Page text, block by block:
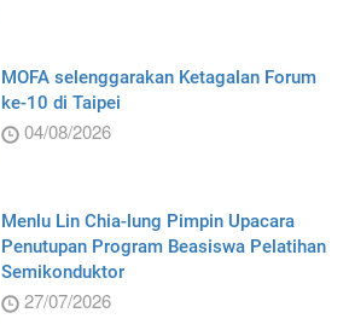
MOFA selenggarakan Ketagalan Forum
ke-10 di Taipei
04/08/2026
Menlu Lin Chia-lung Pimpin Upacara
Penutupan Program Beasiswa Pelatihan
Semikonduktor
27/07/2026